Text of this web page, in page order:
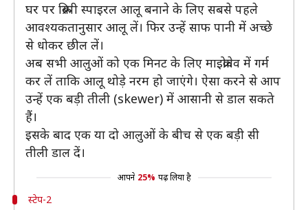
घर पर क्रिस्पी स्पाइरल आलू बनाने के लिए सबसे पहले
आवश्यकतानुसार आलू लें। फिर उन्हें साफ पानी में अच्छे
से धोकर छील लें।
अब सभी आलुओं को एक मिनट के लिए माइक्रोवेव में गर्म
कर लें ताकि आलू थोड़े नरम हो जाएंगे। ऐसा करने से आप
उन्हें एक बड़ी तीली (skewer) में आसानी से डाल सकते
हैं।
इसके बाद एक या दो आलुओं के बीच से एक बड़ी सी
तीली डाल दें।
आपने 25% पढ़ लिया है
स्टेप-2